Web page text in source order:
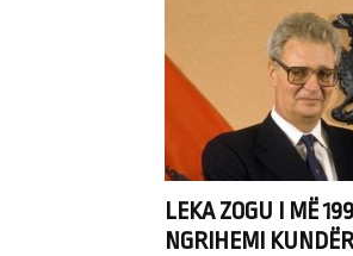
LEKA ZOGU I MË
NGRIHEMI